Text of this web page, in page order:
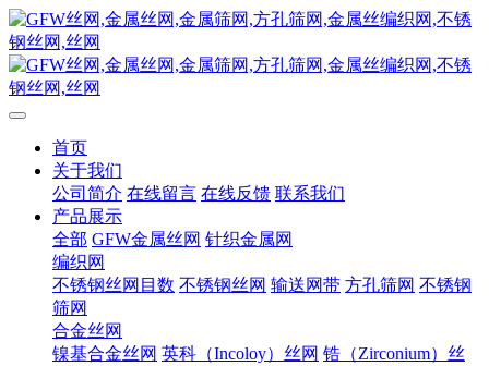
首页
关于我们
公司简介 在线留言 在线反馈 联系我们
产品展示
全部 GFW金属丝网 针织金属网
编织网
不锈钢丝网目数 不锈钢丝网 输送网带 方孔筛网 不锈钢
筛网
合金丝网
镍基合金丝网 英科（Incoloy）丝网 锆（Zirconium）丝